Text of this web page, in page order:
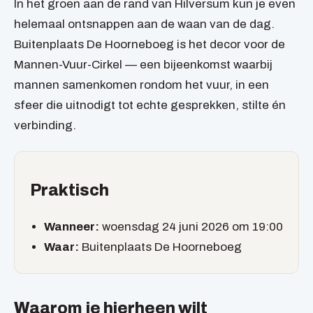
In het groen aan de rand van Hilversum kun je even
helemaal ontsnappen aan de waan van de dag.
Buitenplaats De Hoorneboeg is het decor voor de
Mannen-Vuur-Cirkel — een bijeenkomst waarbij
mannen samenkomen rondom het vuur, in een
sfeer die uitnodigt tot echte gesprekken, stilte én
verbinding.
Praktisch
Wanneer: woensdag 24 juni 2026 om 19:00
Waar: Buitenplaats De Hoorneboeg
Waarom je hierheen wilt